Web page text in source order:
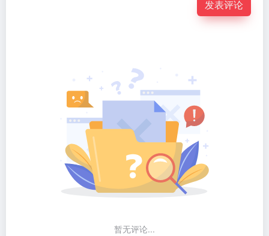
发表评论
暂无评论...